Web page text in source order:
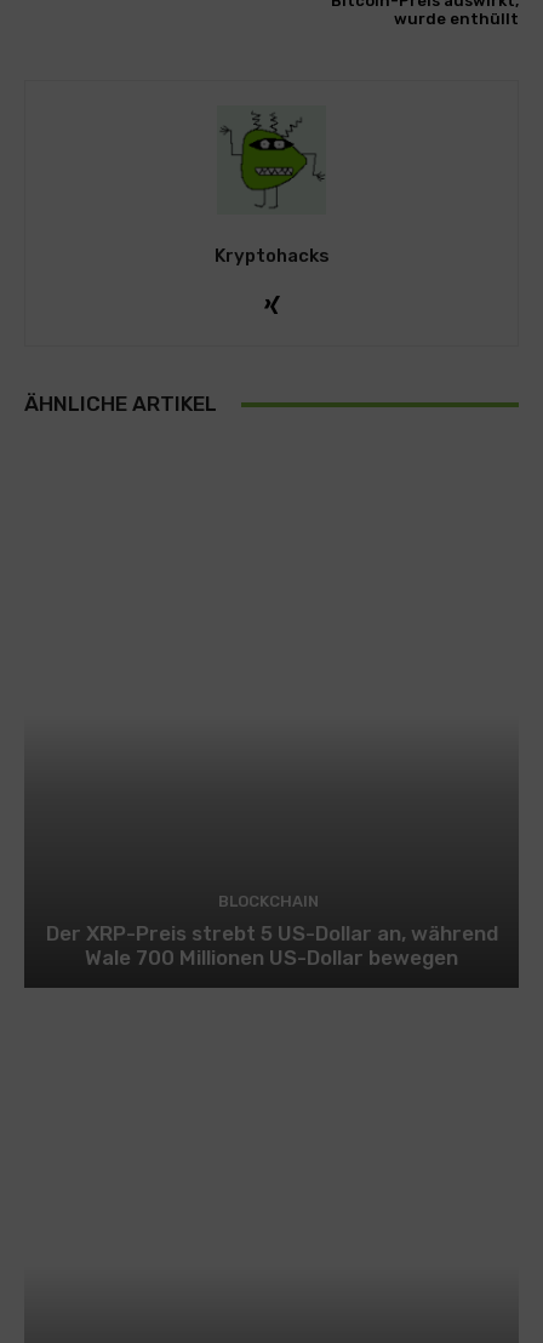
wurde enthüllt
Kryptohacks
ÄHNLICHE ARTIKEL
BLOCKCHAIN
Der XRP-Preis strebt 5 US-Dollar an, während
Wale 700 Millionen US-Dollar bewegen